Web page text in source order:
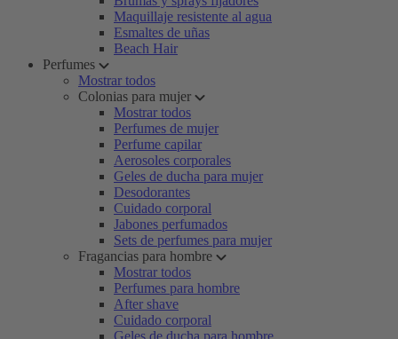
Maquillaje resistente al agua
Esmaltes de uñas
Beach Hair
Perfumes
Mostrar todos
Colonias para mujer
Mostrar todos
Perfumes de mujer
Perfume capilar
Aerosoles corporales
Geles de ducha para mujer
Desodorantes
Cuidado corporal
Jabones perfumados
Sets de perfumes para mujer
Fragancias para hombre
Mostrar todos
Perfumes para hombre
After shave
Cuidado corporal
Geles de ducha para hombre